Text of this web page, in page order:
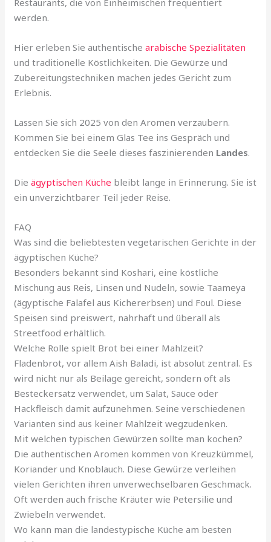
werden.
Hier erleben Sie authentischearabische Spezialitäten
und traditionelle Köstlichkeiten. Die Gewürze und
Zubereitungstechniken machen jedes Gericht zum
Erlebnis.
Lassen Sie sich 2025 von den Aromen verzaubern.
Kommen Sie bei einem Glas Tee ins Gespräch und
entdecken Sie die Seele dieses faszinierenden Landes.
Dieägyptischen Küche bleibt lange in Erinnerung. Sie ist
ein unverzichtbarer Teil jeder Reise.
FAQ
Was sind die beliebtesten vegetarischen Gerichte in der
ägyptischen Küche?
Besonders bekannt sind Koshari, eine köstliche
Mischung aus Reis, Linsen und Nudeln, sowie Taameya
(ägyptische Falafel aus Kichererbsen) und Foul. Diese
Speisen sind preiswert, nahrhaft und überall als
Streetfood erhältlich.
Welche Rolle spielt Brot bei einer Mahlzeit?
Fladenbrot, vor allem Aish Baladi, ist absolut zentral. Es
wird nicht nur als Beilage gereicht, sondern oft als
Besteckersatz verwendet, um Salat, Sauce oder
Hackfleisch damit aufzunehmen. Seine verschiedenen
Varianten sind aus keiner Mahlzeit wegzudenken.
Mit welchen typischen Gewürzen sollte man kochen?
Die authentischen Aromen kommen von Kreuzkümmel,
Koriander und Knoblauch. Diese Gewürze verleihen
vielen Gerichten ihren unverwechselbaren Geschmack.
Oft werden auch frische Kräuter wie Petersilie und
Zwiebeln verwendet.
Wo kann man die landestypische Küche am besten